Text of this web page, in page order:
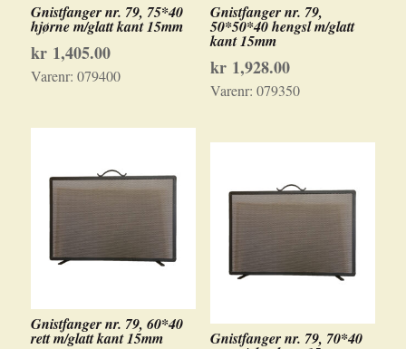
Gnistfanger nr. 79, 75*40
hjørne m/glatt kant 15mm
kr1,405.00
Varenr: 079400
Gnistfanger nr. 79,
50*50*40 hengsl m/glatt
kant 15mm
kr1,928.00
Varenr: 079350
Gnistfanger nr. 79, 60*40
rett m/glatt kant 15mm Gnistfanger nr. 79, 70*40